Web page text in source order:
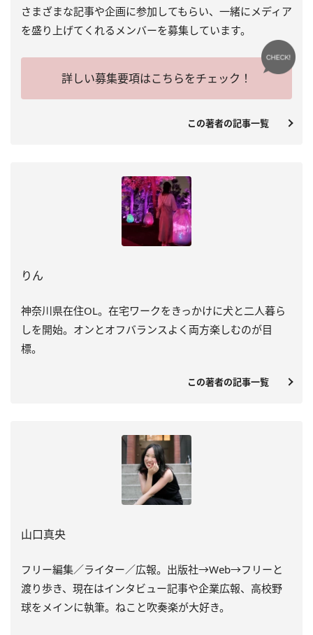
さまざまな記事や企画に参加してもらい、一緒にメディア
を盛り上げてくれるメンバーを募集しています。
詳しい募集要項はこちらをチェック！
この著者の記事一覧
りん
神奈川県在住OL。在宅ワークをきっかけに犬と二人暮ら
しを開始。オンとオフバランスよく両方楽しむのが目
標。
この著者の記事一覧
山口真央
フリー編集／ライター／広報。出版社→Web→フリーと
渡り歩き、現在はインタビュー記事や企業広報、高校野
球をメインに執筆。ねこと吹奏楽が大好き。